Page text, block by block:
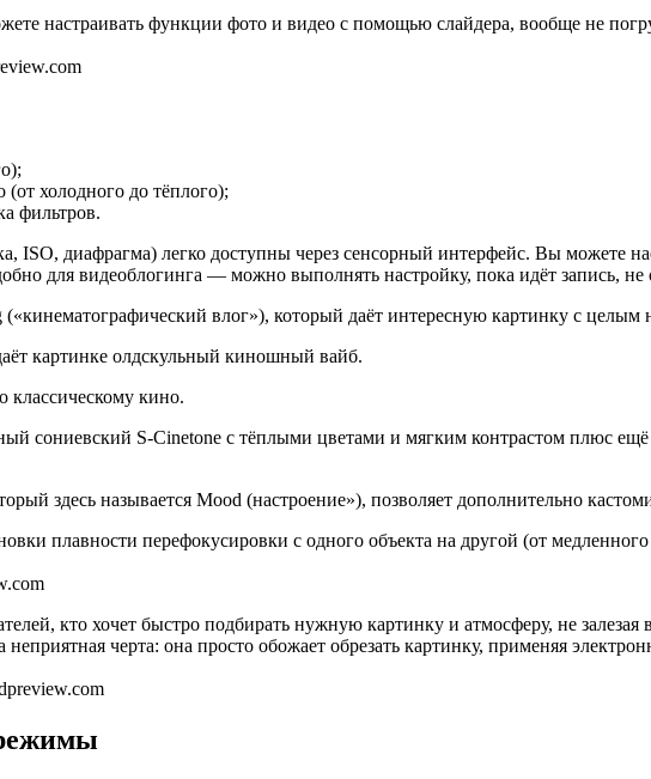
настраивать функции фото и видео с помощью слайдера, вообще не
(от холодного до тёплого);
фильтров.
ISO, диафрагма) легко доступны через сенсорный интерфейс. Вы можете
для видеоблогинга — можно выполнять настройку, пока идёт запись, не
влог»), который даёт интересную картинку с целым
картинке олдскульный киношный вайб.
классическому кино.
сониевский S-Cinetone с тёплыми цветами и мягким контрастом плюс
здесь называется Mood (настроение»), позволяет дополнительно
плавности перефокусировки с одного объекта на другой (от
кто хочет быстро подбирать нужную картинку и атмосферу, не
черта: она просто обожает обрезать картинку, применяя